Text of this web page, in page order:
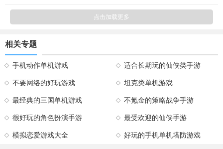
点击加载更多
相关专题
手机动作单机游戏 适合长期玩的仙侠类手游
不要网络的好玩游戏 坦克类单机游戏
最经典的三国单机游戏 不氪金的策略战争手游
很好玩的角色扮演手游 最受欢迎的仙侠手游
模拟恋爱游戏大全 好玩的手机单机塔防游戏